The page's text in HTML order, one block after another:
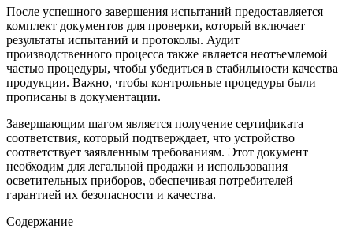
После успешного завершения испытаний предоставляется
комплект документов для проверки, который включает
результаты испытаний и протоколы. Аудит
производственного процесса также является неотъемлемой
частью процедуры, чтобы убедиться в стабильности качества
продукции. Важно, чтобы контрольные процедуры были
прописаны в документации.
Завершающим шагом является получение сертификата
соответствия, который подтверждает, что устройство
соответствует заявленным требованиям. Этот документ
необходим для легальной продажи и использования
осветительных приборов, обеспечивая потребителей
гарантией их безопасности и качества.
Содержание